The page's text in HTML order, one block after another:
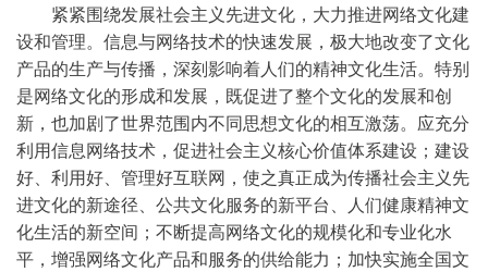
紧紧围绕发展社会主义先进文化，大力推进网络文化建
设和管理。信息与网络技术的快速发展，极大地改变了文化
产品的生产与传播，深刻影响着人们的精神文化生活。特别
是网络文化的形成和发展，既促进了整个文化的发展和创
新，也加剧了世界范围内不同思想文化的相互激荡。应充分
利用信息网络技术，促进社会主义核心价值体系建设；建设
好、利用好、管理好互联网，使之真正成为传播社会主义先
进文化的新途径、公共文化服务的新平台、人们健康精神文
化生活的新空间；不断提高网络文化的规模化和专业化水
平，增强网络文化产品和服务的供给能力；加快实施全国文